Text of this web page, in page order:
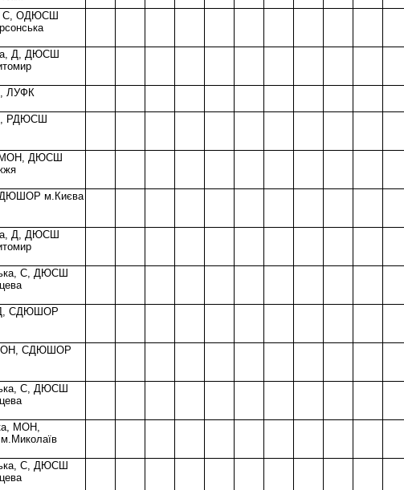
С, ОДЮСШ
Д, ДЮСШ
ЛУФК
РДЮСШ
МОН, ДЮСШ
м.Києва
Д, ДЮСШ
С, ДЮСШ
Д, СДЮШОР
СДЮШОР
С, ДЮСШ
МОН,
С, ДЮСШ